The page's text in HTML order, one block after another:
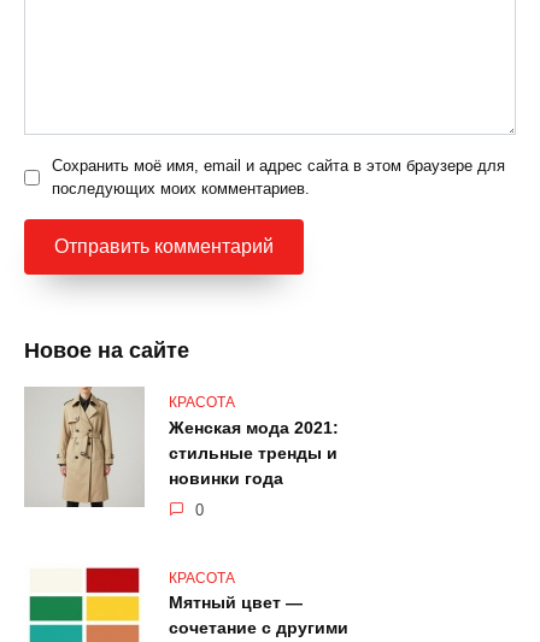
Сохранить моё имя, email и адрес сайта в этом браузере для
последующих моих комментариев.
Новое на сайте
КРАСОТА
Женская мода 2021:
стильные тренды и
новинки года
0
КРАСОТА
Мятный цвет —
сочетание с другими